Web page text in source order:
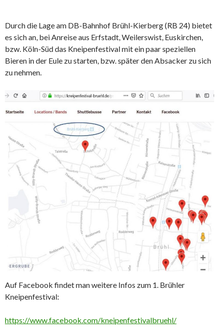
Durch die Lage am DB-Bahnhof Brühl-Kierberg (RB 24) bietet
es sich an, bei Anreise aus Erfstadt, Weilerswist, Euskirchen,
bzw. Köln-Süd das Kneipenfestival mit ein paar speziellen
Bieren in der Eule zu starten, bzw. später den Absacker zu sich
zu nehmen.
Auf Facebook findet man weitere Infos zum 1. Brühler
Kneipenfestival:
https://www.facebook.com/kneipenfestivalbruehl/